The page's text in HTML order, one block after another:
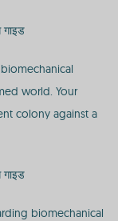
world. Your
colony against a
biomechanical